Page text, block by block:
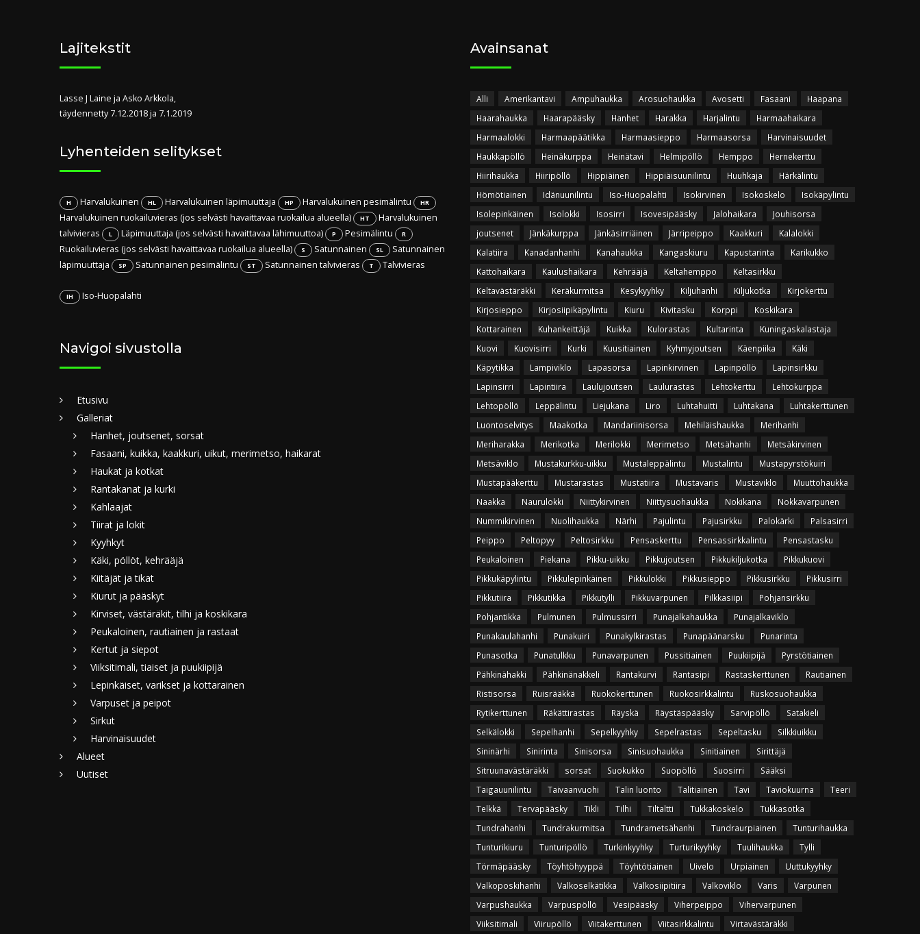
Lajitekstit
Lasse J Laine ja Asko Arkkola,
täydennetty 7.12.2018 ja 7.1.2019
Lyhenteiden selitykset
H Harvalukuinen HL Harvalukuinen läpimuuttaja HP Harvalukuinen pesimälintu HR
Harvalukuinen ruokailuvieras (jos selvästi havaittavaa ruokailua alueella) HT
Harvalukuinen
talvivieras
L Läpimuuttaja (jos selvästi havaittavaa lähimuuttoa) P Pesimälintu R
Ruokailuvieras (jos selvästi havaittavaa ruokailua alueella) S Satunnainen SL
Satunnainen
läpimuuttaja
SP Satunnainen pesimälintu ST Satunnainen talvivieras T Talvivieras
IH Iso-Huopalahti
Navigoi sivustolla
Etusivu
Galleriat
Hanhet, joutsenet, sorsat
Fasaani, kuikka, kaakkuri, uikut, merimetso, haikarat
Haukat ja kotkat
Rantakanat ja kurki
Kahlaajat
Tiirat ja lokit
Kyyhkyt
Käki, pöllöt, kehrääjä
Kiitäjät ja tikat
Kiurut ja pääskyt
Kirviset, västäräkit, tilhi ja koskikara
Peukaloinen, rautiainen ja rastaat
Kertut ja siepot
Viiksitimali, tiaiset ja puukiipijä
Lepinkäiset, varikset ja kottarainen
Varpuset ja peipot
Sirkut
Harvinaisuudet
Alueet
Uutiset
Avainsanat
Alli Amerikantavi Ampuhaukka Arosuohaukka Avosetti Fasaani
Haapana
Haarahaukka
Haarapääsky Hanhet Harakka Harjalintu
Harmaahaikara
Harmaalokki
Harmaapäätikka Harmaasieppo Harmaasorsa
Harvinaisuudet
Haukkapöllö
Heinäkurppa Heinätavi Helmipöllö Hemppo
Hernekerttu
Hiirihaukka
Hiiripöllö Hippiäinen Hippiäisuunilintu Huuhkaja
Härkälintu
Hömötiainen
Idänuunilintu Iso-Huopalahti Isokirvinen Isokoskelo
Isokäpylintu
Isolepinkäinen
Isolokki Isosirri Isovesipääsky Jalohaikara
Jouhisorsa
joutsenet
Jänkäkurppa Jänkäsirriäinen Järripeippo Kaakkuri
Kalalokki
Kalatiira
Kanadanhanhi Kanahaukka Kangaskiuru Kapustarinta
Karikukko
Kattohaikara
Kaulushaikara Kehrääjä Keltahemppo
Keltasirkku
Keltavästäräkki
Keräkurmitsa Kesykyyhky Kiljuhanhi Kiljukotka
Kirjokerttu
Kirjosieppo
Kirjosiipikäpylintu Kiuru Kivitasku Korppi
Koskikara
Kottarainen
Kuhankeittäjä Kuikka Kulorastas Kultarinta
Kuningaskalastaja
Kuovi
Kuovisirri Kurki Kuusitiainen Kyhmyjoutsen Käenpiika
Käki
Käpytikka
Lampiviklo Lapasorsa Lapinkirvinen Lapinpöllö
Lapinsirkku
Lapinsirri
Lapintiira Laulujoutsen Laulurastas Lehtokerttu
Lehtokurppa
Lehtopöllö
Leppälintu Liejukana Liro Luhtahuitti Luhtakana
Luhtakerttunen
Luontoselvitys
Maakotka Mandariinisorsa Mehiläishaukka
Merihanhi
Meriharakka
Merikotka Merilokki Merimetso Metsähanhi
Metsäkirvinen
Metsäviklo
Mustakurkku-uikku Mustaleppälintu Mustalintu
Mustapyrstökuiri
Mustapääkerttu
Mustarastas Mustatiira Mustavaris Mustaviklo
Muuttohaukka
Naakka
Naurulokki Niittykirvinen Niittysuohaukka Nokikana
Nokkavarpunen
Nummikirvinen
Nuolihaukka Närhi Pajulintu Pajusirkku Palokärki
Palsasirri
Peippo
Peltopyy Peltosirkku Pensaskerttu Pensassirkkalintu
Pensastasku
Peukaloinen
Piekana Pikku-uikku Pikkujoutsen Pikkukiljukotka
Pikkukuovi
Pikkukäpylintu
Pikkulepinkäinen Pikkulokki Pikkusieppo Pikkusirkku
Pikkusirri
Pikkutiira
Pikkutikka Pikkutylli Pikkuvarpunen Pilkkasiipi
Pohjansirkku
Pohjantikka
Pulmunen Pulmussirri Punajalkahaukka
Punajalkaviklo
Punakaulahanhi
Punakuiri Punakylkirastas Punapäänarsku
Punarinta
Punasotka
Punatulkku Punavarpunen Pussitiainen Puukiipijä
Pyrstötiainen
Pähkinähakki
Pähkinänakkeli Rantakurvi Rantasipi Rastaskerttunen
Rautiainen
Ristisorsa
Ruisrääkkä Ruokokerttunen Ruokosirkkalintu
Ruskosuohaukka
Rytikerttunen
Räkättirastas Räyskä Räystäspääsky Sarvipöllö
Satakieli
Selkälokki
Sepelhanhi Sepelkyyhky Sepelrastas Sepeltasku
Silkkiuikku
Sininärhi
Sinirinta Sinisorsa Sinisuohaukka Sinitiainen
Sirittäjä
Sitruunavästäräkki
sorsat Suokukko Suopöllö Suosirri
Sääksi
Taigauunilintu
Taivaanvuohi Talin luonto Talitiainen Tavi Taviokuurna
Teeri
Telkkä
Tervapääsky Tikli Tilhi Tiltaltti Tukkakoskelo
Tukkasotka
Tundrahanhi
Tundrakurmitsa Tundrametsähanhi Tundraurpiainen
Tunturihaukka
Tunturikiuru
Tunturipöllö Turkinkyyhky Turturikyyhky Tuulihaukka
Tylli
Törmäpääsky
Töyhtöhyyppä Töyhtötiainen Uivelo Urpiainen
Uuttukyyhky
Valkoposkihanhi
Valkoselkätikka Valkosiipitiira Valkoviklo Varis
Varpunen
Varpushaukka
Varpuspöllö Vesipääsky Viherpeippo
Vihervarpunen
Viiksitimali
Viirupöllö Viitakerttunen Viitasirkkalintu Virtavästäräkki